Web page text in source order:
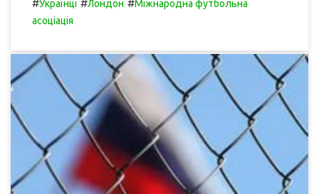
#Українці #Лондон #Міжнародна футбольна
асоціація